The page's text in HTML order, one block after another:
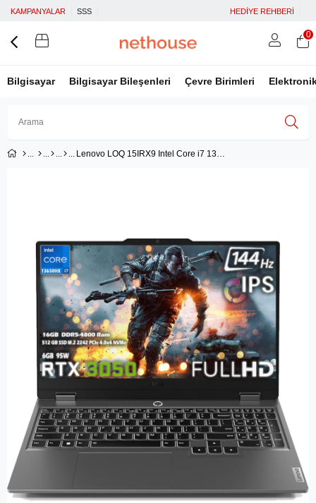
KAMPANYALAR SSS HEDİYE REHBERİ
Bilgisayar Bilgisayar Bileşenleri Çevre Birimleri
Üye Ol
0
Lenovo LOQ 15IRX9 Intel Core i7 13650HX 16GB 512GB SSD RTX 3050 6GB (95W) 15.6'' FHD 144Hz IPS Panel Freedos Taşınabilir Bilgisayar 83DV011ATRN1